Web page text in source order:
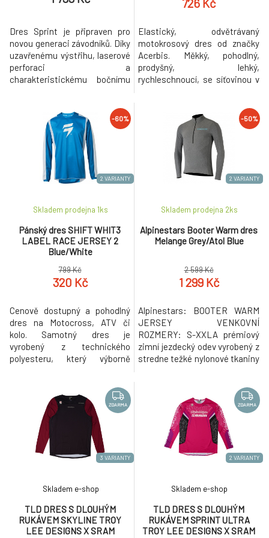
Dres Sprint je připraven pro
novou generaci závodníků. Díky
uzavřenému výstřihu, laserové
perforaci a
charakteristickému bočnímu
nepostradatelnou součástí
výbavy všech našich
soukromých závodníků během
závodních víkendů. S gramáží
165 g/m2 je dres Sprint skvělou
a odolnou volbou pr
726 Kč
Elastický, odvětrávaný
motokrosový dres od značky
Acerbis. Měkký, pohodlný,
prodyšný, lehký,
rychleschnoucí, se síťovinou v
hrudi, tak i pod něj.
Podrobnosti: - Inovativní
polyesterová tkanina Acerbis
X-Flex: pružná, měkká,
pohodlná, prodyšná, lehká -
Rychleschnoucí - Rozšířené
2 VARIANTY
-60%
Pánský dres SHIFT WHIT3
LABEL RACE JERSEY 2
Blue/White
Skladem prodejna 1ks
799 Kč
320 Kč
Cenově dostupný a pohodlný
dres na Motocross, ATV či
kolo. Samotný dres je
vyrobený z technického
polyesteru, který výborně
podporují ventilaci a přísun
vzduchu. Dres využívá
komfortní více-panelovou
konstrukci s volným střihem
a prodloužený zádový panel
zakrývá záda i v jezdecké
2 VARIANTY
-50%
Alpinestars Booter Warm dres
Melange Grey/Atol Blue
Skladem prodejna 2ks
2 599 Kč
1 299 Kč
Alpinestars: BOOTER WARM
JERSEY VENKOVNÍ
ROZMERY: S-XXLA prémiový
zimní jezdecký odev vyrobený z
stredne težké nylonové tkaniny
Jersey ergonomicky
profilovaný pro optimální
prizpusobení ve všech jízdách. •
Nylonová nylonová tkanina
špickové kvality pro pohodlné
provedení a vynikající tepelné
3 VARIANTY
ZDARMA
TLD DRES S DLOUHÝM
RUKÁVEM SKYLINE TROY
LEE DESIGNS X SRAM
Skladem e-shop
2 VARIANTY
ZDARMA
TLD DRES S DLOUHÝM
RUKÁVEM SPRINT ULTRA
TROY LEE DESIGNS X SRAM
Skladem e-shop